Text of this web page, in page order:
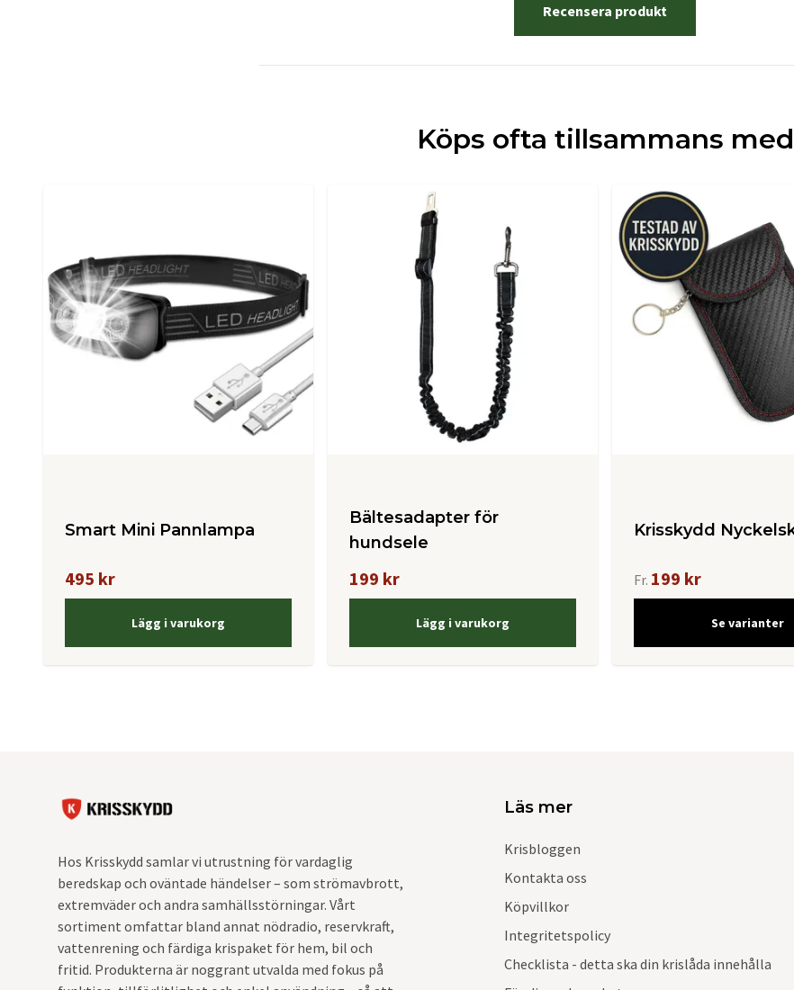
Recensera produkt
Köps ofta tillsammans med
Smart Mini Pannlampa
495 kr
Lägg i varukorg
Bältesadapter för
hundsele
199 kr
Lägg i varukorg
Krisskydd
Fr. 199 kr
Se varianter
Hos Krisskydd samlar vi utrustning för vardaglig
beredskap och oväntade händelser – som strömavbrott,
extremväder och andra samhällsstörningar. Vårt
sortiment omfattar bland annat nödradio, reservkraft,
vattenrening och färdiga krispaket för hem, bil och
fritid. Produkterna är noggrant utvalda med fokus på
Läs mer
Krisbloggen
Kontakta oss
Köpvillkor
Integritetspolicy
Checklista - detta ska din krislåda innehålla